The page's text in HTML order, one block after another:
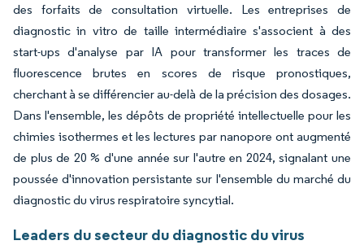
des forfaits de consultation virtuelle. Les entreprises de
diagnostic in vitro de taille intermédiaire s'associent à des
start-ups d'analyse par IA pour transformer les traces de
fluorescence brutes en scores de risque pronostiques,
cherchant à se différencier au-delà de la précision des dosages.
Dans l'ensemble, les dépôts de propriété intellectuelle pour les
chimies isothermes et les lectures par nanopore ont augmenté
de plus de 20 % d'une année sur l'autre en 2024, signalant une
poussée d'innovation persistante sur l'ensemble du marché du
diagnostic du virus respiratoire syncytial.
Leaders du secteur du diagnostic du virus